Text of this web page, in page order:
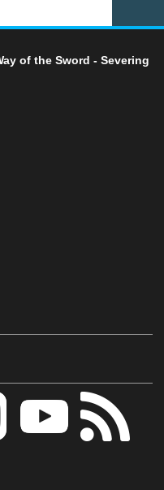
of the Sword - Severing